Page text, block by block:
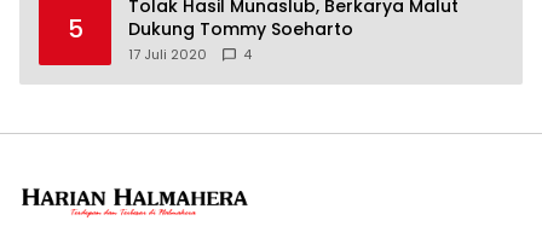
5
Tolak Hasil Munaslub, Berkarya Malut
Dukung Tommy Soeharto
17 Juli 2020 4